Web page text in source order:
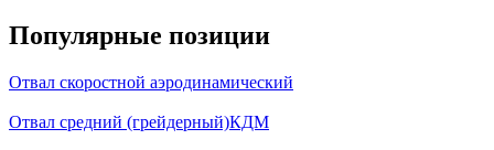
Популярные позиции
Отвал скоростной аэродинамический
Отвал средний (грейдерный)КДМ